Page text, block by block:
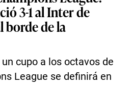
3-1 al Inter de
borde de la
cupo a los octavos de
League se definirá en